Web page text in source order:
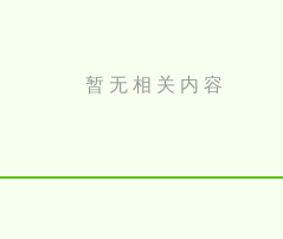
暂 无 相 关 内 容